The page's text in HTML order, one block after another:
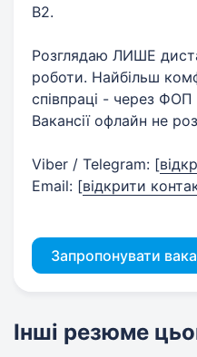
B2.
Розглядаю ЛИШЕ
роботи. Найбільш
співпраці - через
Вакансії офлайн не
Viber / Telegram: [
Email: [відкрити
Запропонувати
Інші резюме